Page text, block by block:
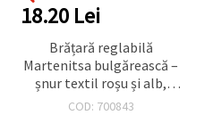
18.20 Lei
Brățară reglabilă
Martenitsa bulgărească –
șnur textil roșu și alb,
pandantiv inimă din aliaj
COD: 700843